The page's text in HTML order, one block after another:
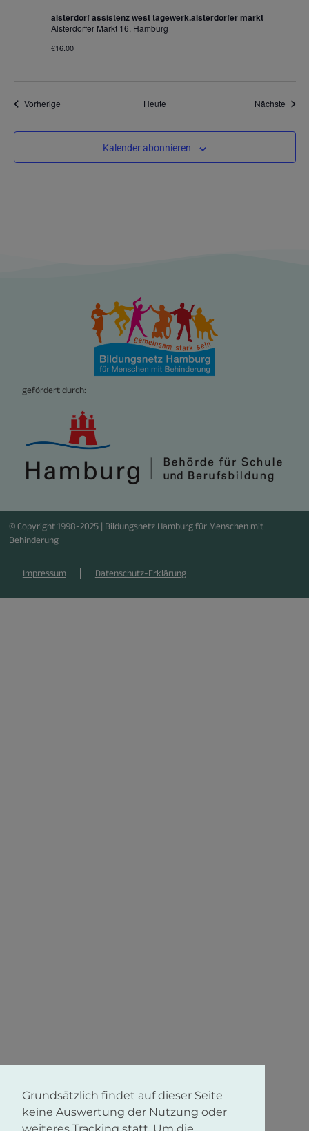
Grundsätzlich findet auf dieser Seite
keine Auswertung der Nutzung oder
alsterdorf assistenz west tagewerk.alsterdorfer markt
Alsterdorfer Markt 16, Hamburg
€16.00
VorherigeVeranstaltungen Heute Nächste
Kalender abonnieren
gefördert durch:
© Copyright 1998-2025 | Bildungsnetz Hamburg für Menschen mit
Behinderung
Impressum Datenschutz-Erklärung